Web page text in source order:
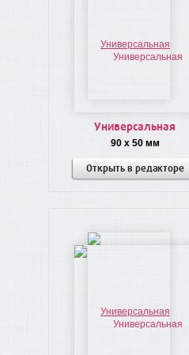
Универсальная
90 x 50 мм
Открыть в редакторе